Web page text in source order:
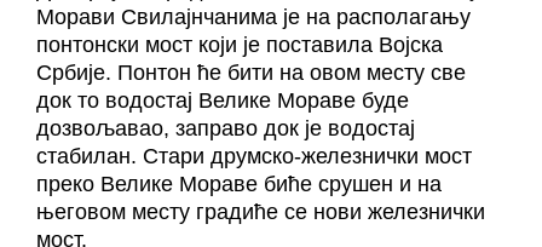
Морави Свилајнчанима је на располагању
понтонски мост који је поставила Војска
Србије. Понтон ће бити на овом месту све
док то водостај Велике Мораве буде
дозвољавао, заправо док је водостај
стабилан. Стари друмско-железнички мост
преко Велике Мораве биће срушен и на
његовом месту градиће се нови железнички
мост.